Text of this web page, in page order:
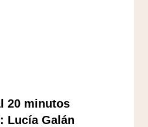
20 minutos
Lucía Galán